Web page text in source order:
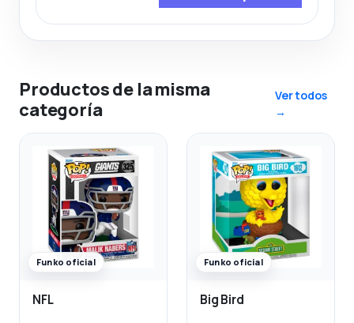
Productos de la misma
categoría
Ver todos
→
Funko oficial
NFL
Funko oficial
Big Bird